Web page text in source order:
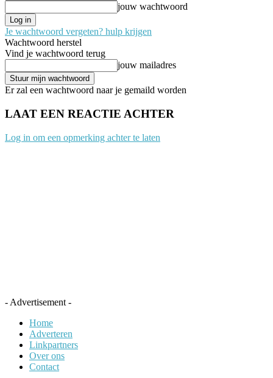
jouw wachtwoord
Je wachtwoord vergeten? hulp krijgen
Wachtwoord herstel
Vind je wachtwoord terug
jouw mailadres
Er zal een wachtwoord naar je gemaild worden
LAAT EEN REACTIE ACHTER
Log in om een opmerking achter te laten
- Advertisement -
Home
Adverteren
Linkpartners
Over ons
Contact